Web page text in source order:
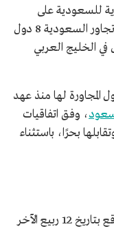
للسعودية على
3,400 كم، وتجاور السعودية 8 دول
في الخليج العربي
لها منذ عهد
سعود، وفق اتفاقيات
بحرًا، باستثناء
اتفاق بشأن تعيين الحدود بين البلدين، موقع بتاريخ 12 ربيع الآخر